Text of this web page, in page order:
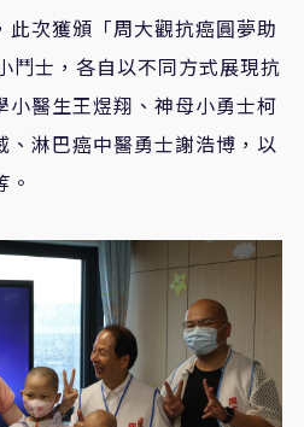
此次獲頒「周大觀抗癌圓夢助
鬥士，各自以不同方式展現抗
小醫生王煜翔、神母小勇士柯
淋巴癌中醫勇士謝浩博，以